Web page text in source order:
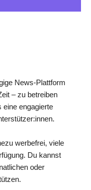
News-Plattform
– zu betreiben
eine engagierte
werbefrei, viele
Du kannst
oder